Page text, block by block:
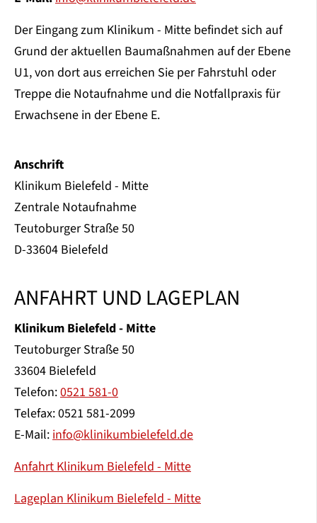
Der Eingang zum Klinikum - Mitte befindet sich auf
Grund der aktuellen Baumaßnahmen auf der Ebene
U1, von dort aus erreichen Sie per Fahrstuhl oder
Treppe die Notaufnahme und die Notfallpraxis für
Erwachsene in der Ebene E.
Anschrift
Klinikum Bielefeld - Mitte
Zentrale Notaufnahme
Teutoburger Straße 50
D-33604 Bielefeld
ANFAHRT UND LAGEPLAN
Klinikum Bielefeld - Mitte
Teutoburger Straße 50
33604 Bielefeld
Telefon:0521 581-0
Telefax: 0521 581-2099
E-Mail:info@klinikumbielefeld.de
Anfahrt Klinikum Bielefeld - Mitte
Lageplan Klinikum Bielefeld - Mitte